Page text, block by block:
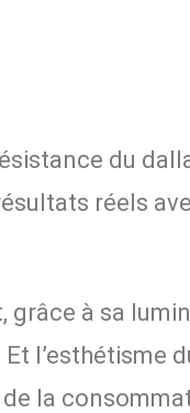
du
réels
grâce à sa
l’esthétisme
la